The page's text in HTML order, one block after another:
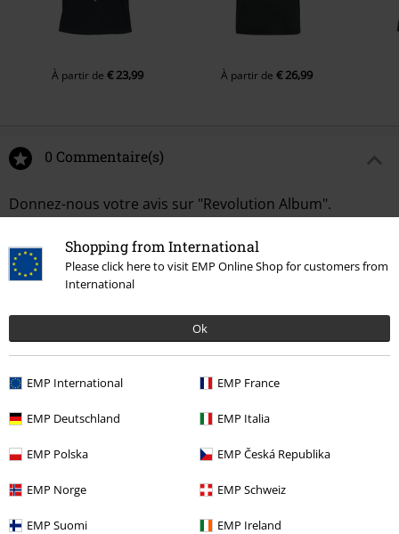
Shopping from International
Please click here to visit EMP Online Shop for customers from
International
Ok
EMP International EMP France
EMP Deutschland EMP Italia
EMP Polska EMP Česká Republika
EMP Norge EMP Schweiz
EMP Suomi EMP Ireland
À partir de€ 23,99 À partir de€ 26,99
0 Commentaire(s)
Donnez-nous votre avis sur "Revolution Album".
Rédiger un commentaire
Dernière visite